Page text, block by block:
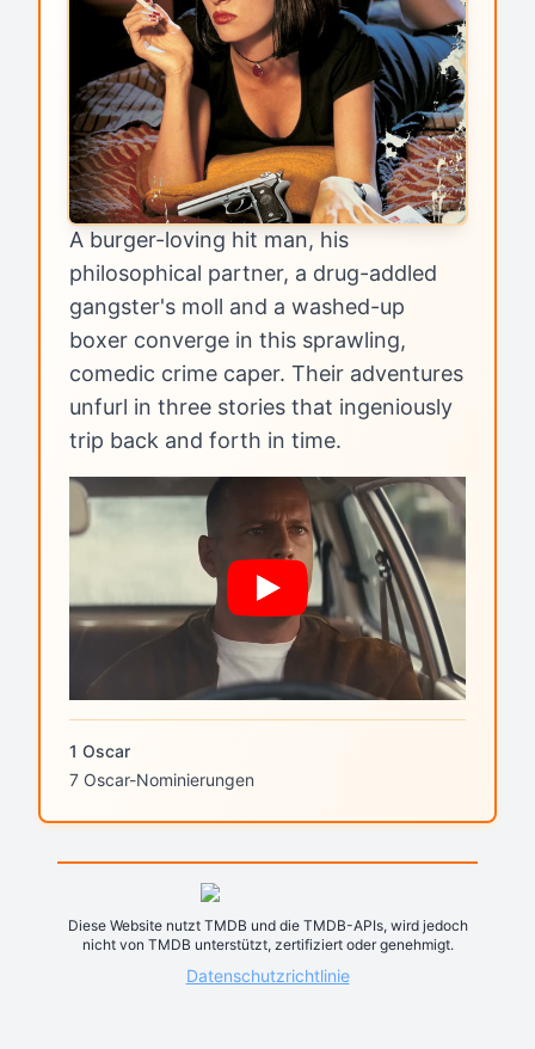
A burger-loving hit man, his
philosophical partner, a drug-addled
gangster's moll and a washed-up
boxer converge in this sprawling,
comedic crime caper. Their adventures
unfurl in three stories that ingeniously
trip back and forth in time.
1 Oscar
7 Oscar-Nominierungen
Diese Website nutzt TMDB und die TMDB-APIs, wird jedoch
nicht von TMDB unterstützt, zertifiziert oder genehmigt.
Datenschutzrichtlinie